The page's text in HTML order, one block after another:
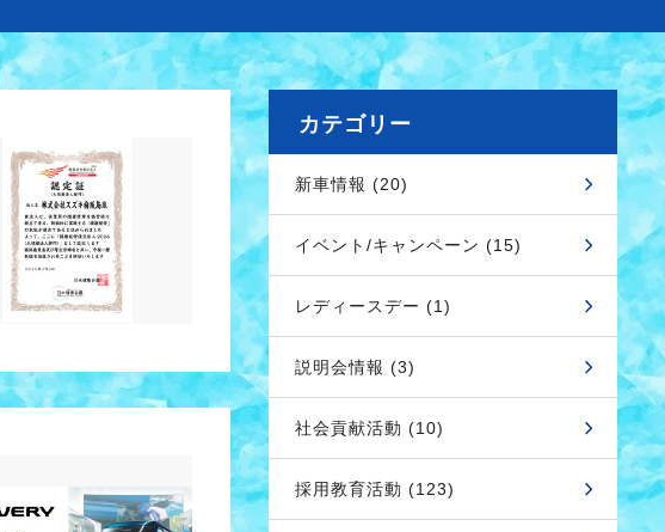
カテゴリー
新車情報 (20)
イベント/キャンペーン (15)
レディースデー (1)
説明会情報 (3)
社会貢献活動 (10)
採用教育活動 (123)